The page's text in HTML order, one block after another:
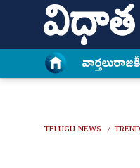
వార్త‌లు
TELUGU NEWS /